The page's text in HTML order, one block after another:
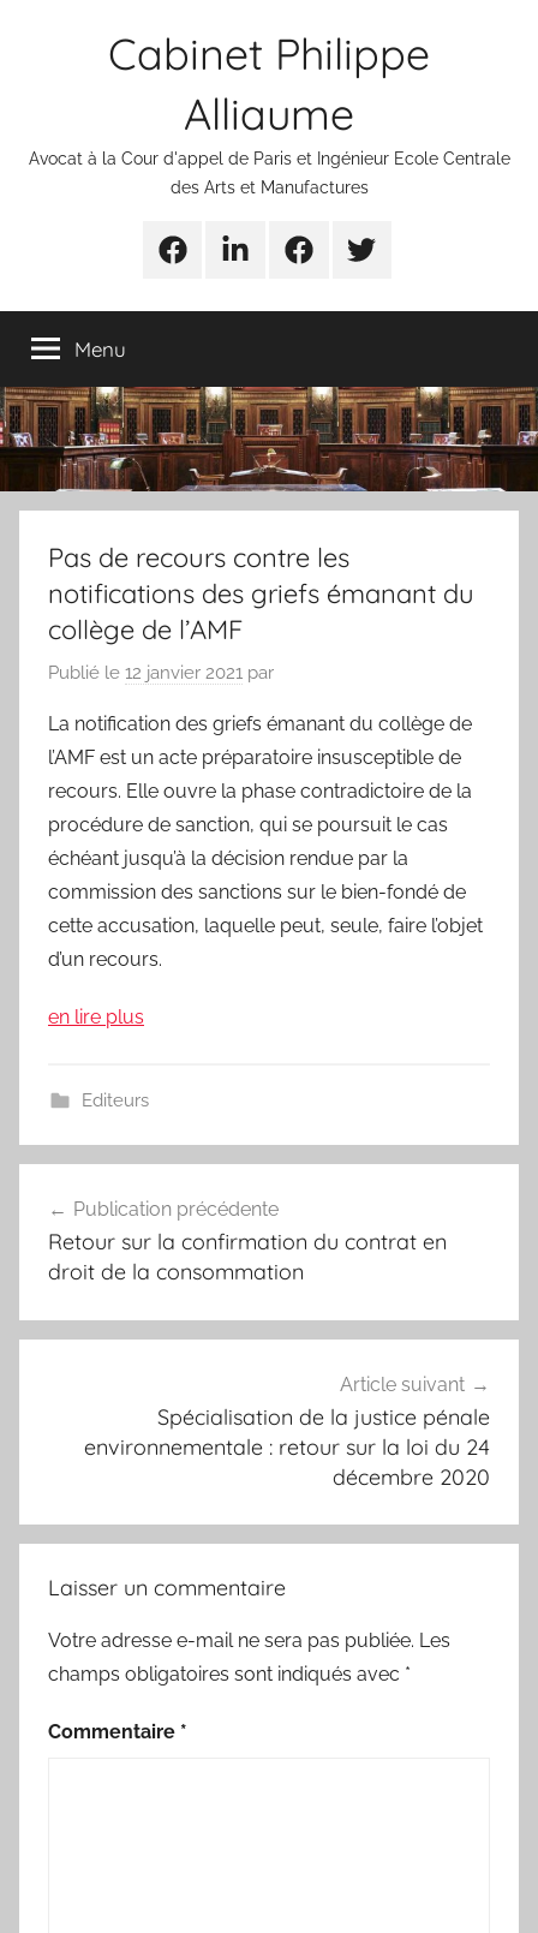
Cabinet Philippe
Alliaume
Avocat à la Cour d'appel de Paris et Ingénieur Ecole Centrale
des Arts et Manufactures
UrgencesLinkedinFacebookTwitter
Menu
Pas de recours contre les
notifications des griefs émanant du
collège de l’AMF
Publié le 12 janvier 2021 par
La notification des griefs émanant du collège de
l’AMF est un acte préparatoire insusceptible de
recours. Elle ouvre la phase contradictoire de la
procédure de sanction, qui se poursuit le cas
échéant jusqu’à la décision rendue par la
commission des sanctions sur le bien-fondé de
cette accusation, laquelle peut, seule, faire l’objet
d’un recours.
en lire plus
Editeurs
de
l’article
Publication précédente
Retour sur la confirmation du contrat en
droit de la consommation
Article suivant
Spécialisation de la justice pénale
environnementale : retour sur la loi du 24
décembre 2020
Laisser un commentaire
Votre adresse e-mail ne sera pas publiée. Les
champs obligatoires sont indiqués avec *
Commentaire *